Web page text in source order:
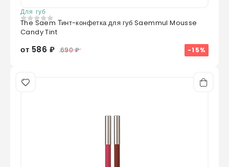
Для губ
0из 5
The Saem Тинт-конфетка для губ Saemmul Mousse
Candy Tint
от 586 ₽ 690 ₽ -15%